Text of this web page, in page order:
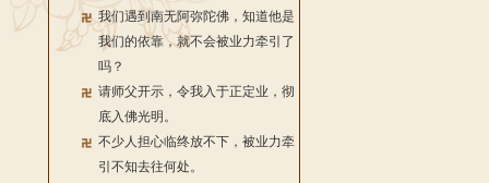
我们遇到南无阿弥陀佛，知道他是
我们的依靠，就不会被业力牵引了
吗？
请师父开示，令我入于正定业，彻
底入佛光明。
不少人担心临终放不下，被业力牵
引不知去往何处。